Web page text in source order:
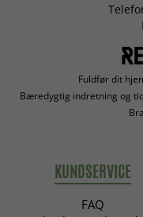
Fuldfør dit
Bæredygtig indretning og
KUNDSERVICE
FAQ